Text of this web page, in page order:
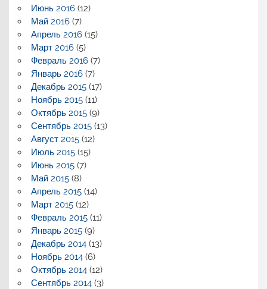
Июнь 2016(12)
Май 2016(7)
Апрель 2016(15)
Март 2016(5)
Февраль 2016(7)
Январь 2016(7)
Декабрь 2015(17)
Ноябрь 2015(11)
Октябрь 2015(9)
Сентябрь 2015(13)
Август 2015(12)
Июль 2015(15)
Июнь 2015(7)
Май 2015(8)
Апрель 2015(14)
Март 2015(12)
Февраль 2015(11)
Январь 2015(9)
Декабрь 2014(13)
Ноябрь 2014(6)
Октябрь 2014(12)
Сентябрь 2014(3)